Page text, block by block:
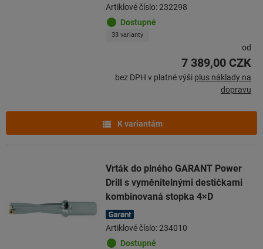
Artiklové číslo: 232298
Dostupné
33 varianty
od
7 389,00 CZK
bez DPH v platné výši plus náklady na
dopravu
K variantám
Vrták do plného GARANT Power
Drill s vyměnitelnými destičkami
kombinovaná stopka 4×D
Artiklové číslo: 234010
Dostupné